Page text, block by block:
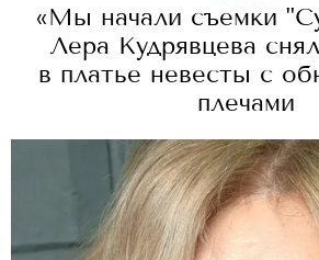
«Мы начали съемки
Лера Кудрявцева
в платье невесты с
плечами